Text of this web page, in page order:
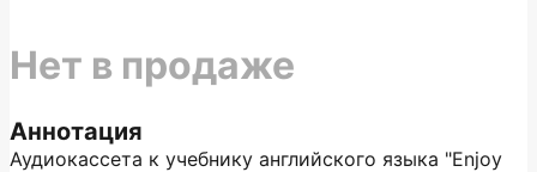
Аннотация
Аудиокассета к учебнику английского языка "Enjoy
Нет в продаже